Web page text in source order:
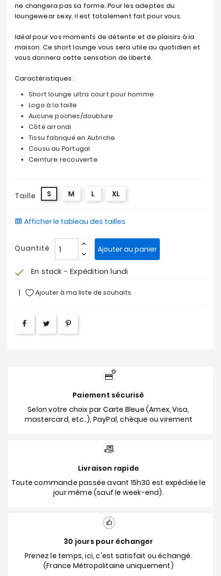
ne changera pas sa forme. Pour les adeptes du
loungewear sexy, il est totalement fait pour vous.
Idéal pour vos moments de détente et de plaisirs à la
maison. Ce short lounge vous sera utile au quotidien et
vous donnera cette sensation de liberté.
Caractéristiques :
Short lounge ultra court pour homme
Logo à la taille
Aucune poches/doublure
Côté arrondi
Tissu fabriqué en Autriche
Cousu au Portugal
Ceinture recouverte
Taille S M L XL
Afficher le tableau des tailles
Quantité Ajouter au panier
check En stock - Expédition lundi
Ajouter à ma liste de souhaits
Paiement sécurisé
Selon votre choix par Carte Bleue (Amex, Visa,
mastercard, etc..), PayPal, chèque ou virement
Livraison rapide
Toute commande passée avant 15h30 est expédiée le
jour même (sauf le week-end).
30 jours pour échanger
Prenez le temps, ici, c'est satisfait ou échangé.
(France Métropolitaine uniquement)